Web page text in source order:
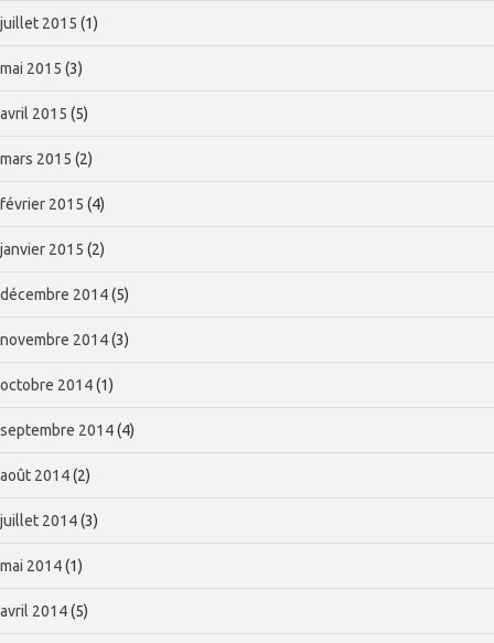
juillet 2015 (1)
mai 2015 (3)
avril 2015 (5)
mars 2015 (2)
février 2015 (4)
janvier 2015 (2)
décembre 2014(5)
novembre 2014(3)
octobre 2014(1)
septembre 2014(4)
août 2014(2)
juillet 2014(3)
mai 2014(1)
avril 2014(5)